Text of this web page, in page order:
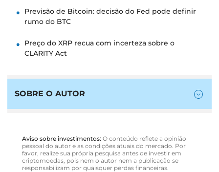
Previsão de Bitcoin: decisão do Fed pode definir
rumo do BTC
Preço do XRP recua com incerteza sobre o
CLARITY Act
SOBRE O AUTOR
Aviso sobre investimentos: O conteúdo reflete a opinião
pessoal do autor e as condições atuais do mercado. Por
favor, realize sua própria pesquisa antes de investir em
criptomoedas, pois nem o autor nem a publicação se
responsabilizam por quaisquer perdas financeiras.